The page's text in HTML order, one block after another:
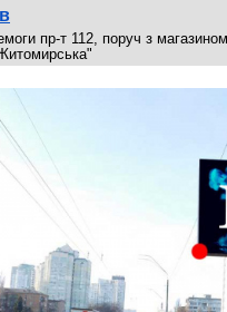
пр-т 112, поруч з